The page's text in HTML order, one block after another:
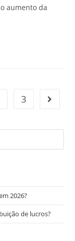
aumento da
3
2026?
de lucros?